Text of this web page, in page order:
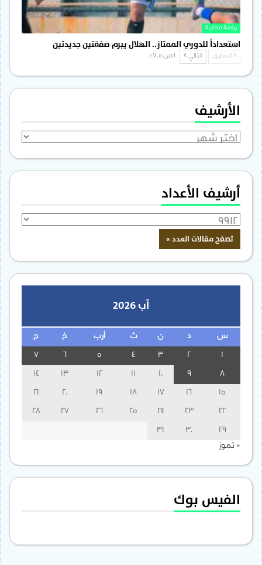
رياضة محلية
استعداداً للدوري الممتاز.. الهلال يبرم صفقتين جديدتين
السابق التالي
الأرشيف
الأرشيف
أرشيف الأعداد
آب 2026
س ن ث أرب خ ج
3
13
14
15
16
17
18
19
20
21
22
23
24
25
26
27
28
29
30
31
« تموز
الفيس بوك